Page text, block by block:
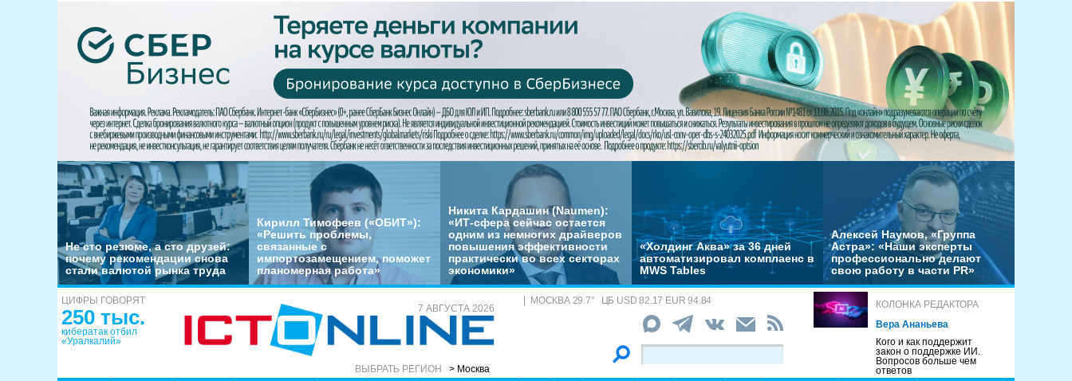
Не сто резюме, а сто друзей:
почему рекомендации снова
стали валютой рынка труда
Кирилл Тимофеев («ОБИТ»):
«Решить проблемы,
связанные с
импортозамещением, поможет
планомерная работа»
Никита Кардашин (Naumen):
«ИТ-сфера сейчас остается
одним из немногих драйверов
повышения эффективности
практически во всех секторах
экономики»
«Холдинг Аква» за 36 дней
автоматизировал комплаенс в
MWS Tables
Алексей Наумов, «Группа
Астра»: «Наши эксперты
профессионально делают
свою работу в части PR»
ЦИФРЫ ГОВОРЯТ
250 тыс.
кибератак отбил
«Уралкалий»
7 АВГУСТА 2026
ВЫБРАТЬ РЕГИОН > Москва
МОСКВА 29.7° ЦБ USD 82.17 EUR 94.84
КОЛОНКА РЕДАКТОРА
Вера Ананьева
Кого и как поддержит
закон о поддержке ИИ.
Вопросов больше чем
ответов